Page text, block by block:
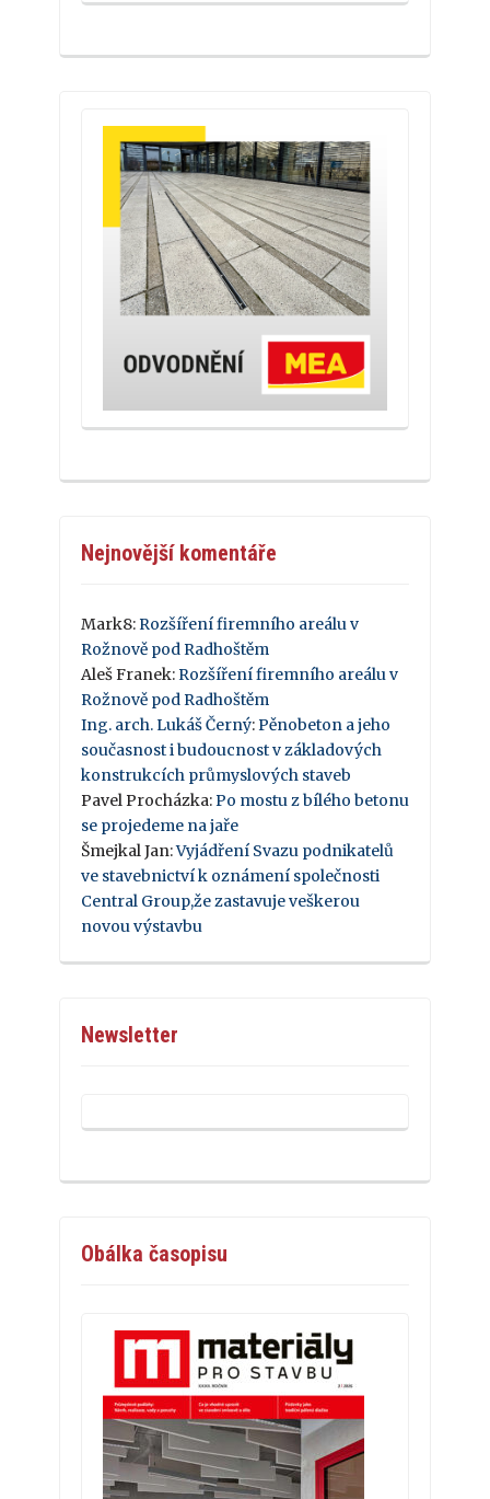
Nejnovější komentáře
Mark8: Rozšíření firemního areálu v
Rožnově pod Radhoštěm
Aleš Franek: Rozšíření firemního areálu v
Rožnově pod Radhoštěm
Ing. arch. Lukáš Černý: Pěnobeton a jeho
současnost i budoucnost v základových
konstrukcích průmyslových staveb
Pavel Procházka: Po mostu z bílého betonu
se projedeme na jaře
Šmejkal Jan:Vyjádření Svazu podnikatelů
ve stavebnictví k oznámení společnosti
Central Group,že zastavuje veškerou
novou výstavbu
Newsletter
Obálka časopisu